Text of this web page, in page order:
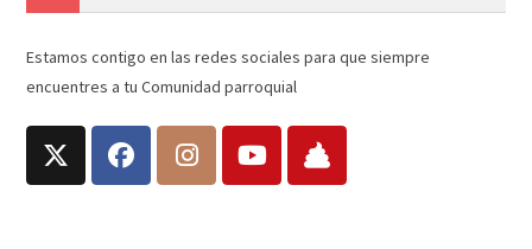
Estamos contigo en las redes sociales para que siempre
encuentres a tu Comunidad parroquial